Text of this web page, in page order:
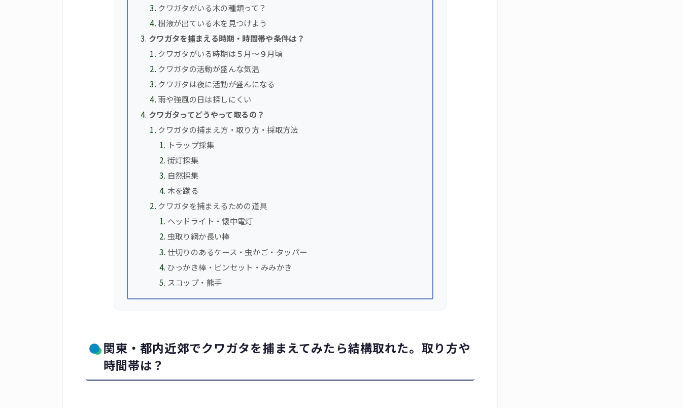
クワガタがいる木の種類って？
樹液が出ている木を見つけよう
クワガタを捕まえる時期・時間帯や条件は？
クワガタがいる時期は５月～９月頃
クワガタの活動が盛んな気温
クワガタは夜に活動が盛んになる
雨や強風の日は探しにくい
クワガタってどうやって取るの？
クワガタの捕まえ方・取り方・採取方法
トラップ採集
街灯採集
自然採集
木を蹴る
クワガタを捕まえるための道具
ヘッドライト・懐中電灯
虫取り網か長い棒
仕切りのあるケース・虫かご・タッパー
ひっかき棒・ピンセット・みみかき
スコップ・熊手
関東・都内近郊でクワガタを捕まえてみたら結構取れた。取り方や
時間帯は？